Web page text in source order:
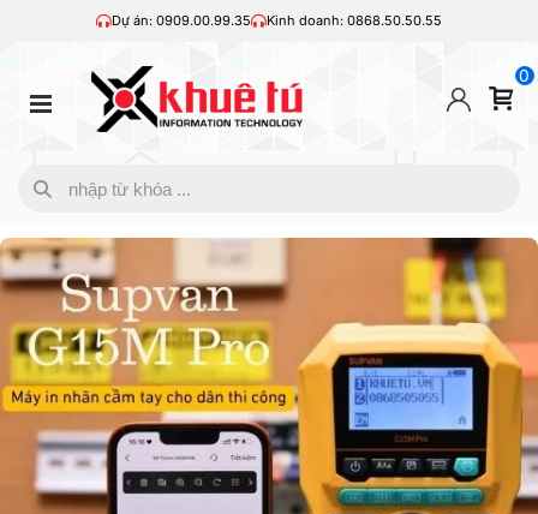
Dự án: 0909.00.99.35 Kinh doanh: 0868.50.50.55
0